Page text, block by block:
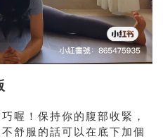
喔！保持你的腹部收緊，
舒服的話可以在底下加個